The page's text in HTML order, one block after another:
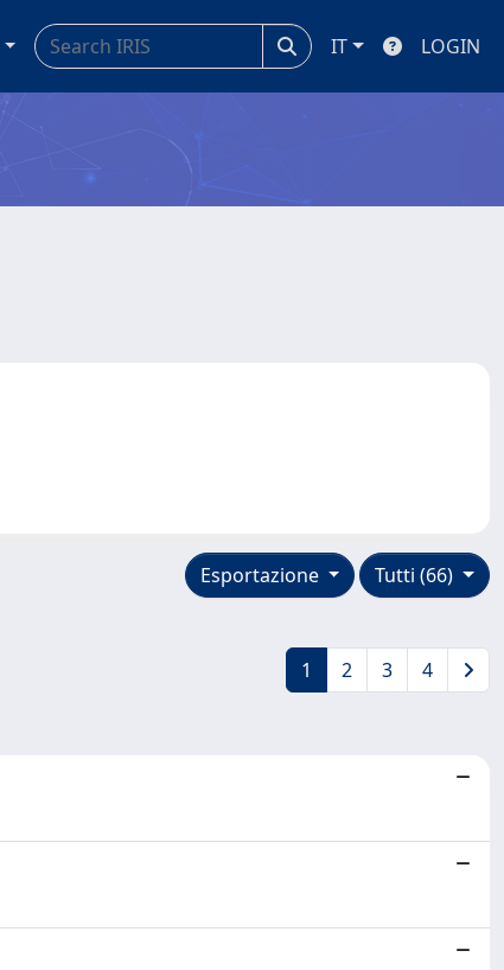
IT LOGIN
Tutti (66)
Esportazione
1 2 3 4